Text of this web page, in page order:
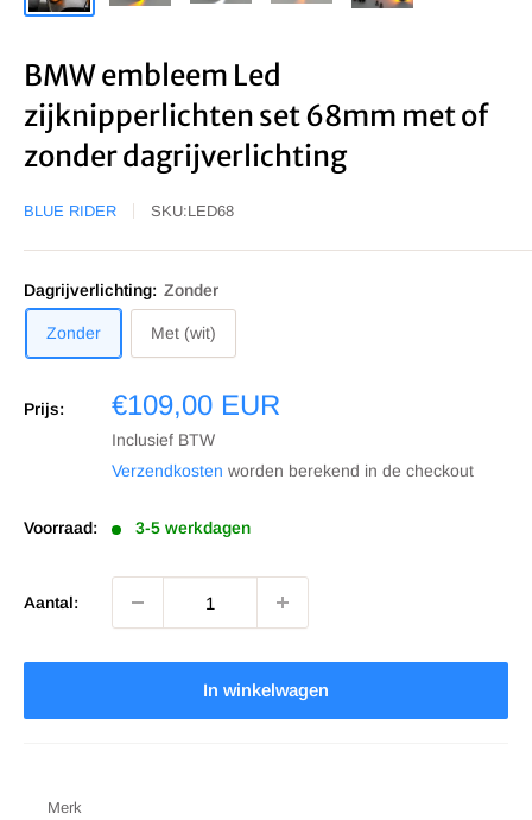
BMW embleem Led
zijknipperlichten set 68mm met of
zonder dagrijverlichting
BLUE RIDER SKU:LED68
Dagrijverlichting: Zonder
Zonder Met (wit)
Prijs:
Sale
prijs
€109,00 EUR
Inclusief BTW
Verzendkosten worden berekend in de checkout
Voorraad: 3-5 werkdagen
Aantal:
In winkelwagen
Merk